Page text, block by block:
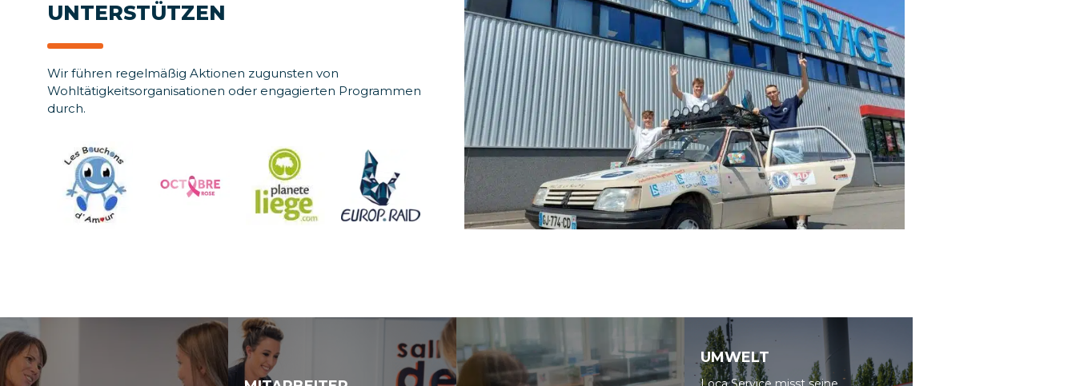
UNTERSTÜTZEN
Wir führen regelmäßig Aktionen zugunsten von
Wohltätigkeitsorganisationen oder engagierten Programmen
durch.
UMWELT